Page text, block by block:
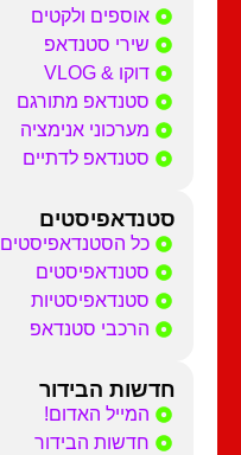
אוספים ולקטים
שירי סטנדאפ
דוקו & VLOG
סטנדאפ מתורגם
מערכוני אנימציה
סטנדאפ לדתיים
סטנדאפיסטים
כל הסטנדאפיסטים
סטנדאפיסטים
סטנדאפיסטיות
הרכבי סטנדאפ
חדשות הבידור
המייל האדום!
חדשות הבידור